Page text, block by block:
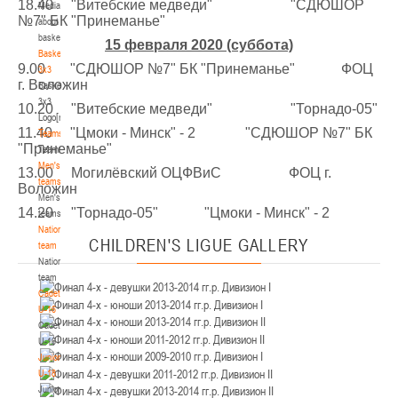
Media
about
basketball
Basketball
3x3
Basketball
3x3
Logo[modid=121]
Teams
Teams
Men's
teams
Men's
teams
National
team
National
team
Cadets
U-16
Cadets
U-16
Juniors
U-18
Juniors
U-12, юноши
IV тур – юноши 2014-2015 гг.р., Дивизион 2, 21-22 марта 2026 г., г. Минск, ул.
Уральская 3А
IV тур – девушки 2010-2011 гг.р., дивизион 2, 18-19 марта 2026 г., г. Брест, ул.
ул. Ленинградская, 4
U-14, девушки
IV тур – девушки 2012-2013 гг.р., дивизион 2, 17-18 марта 2026 г., г. Гродно,
ул. Врублевского, 92
14-15.03.2026
Минск
U-16, девушки
III тур – девушки 2010-2011 гг.р., Дивизион 1, 14-15 марта 2026 г., г. Минск, ул.
18.40 "Витебские медведи" "СДЮШОР
№7" БК "Принеманье"
15 февраля 2020 (суббота)
9.00 "СДЮШОР №7" БК "Принеманье" ФОЦ
г. Воложин
10.20 "Витебские медведи" "Торнадо-05"
11.40 "Цмоки - Минск" - 2 "СДЮШОР №7" БК
"Принеманье"
13.00 Могилёвский ОЦФВиС ФОЦ г.
Воложин
14.20 "Торнадо-05" "Цмоки - Минск" - 2
CHILDREN'S LIGUE GALLERY